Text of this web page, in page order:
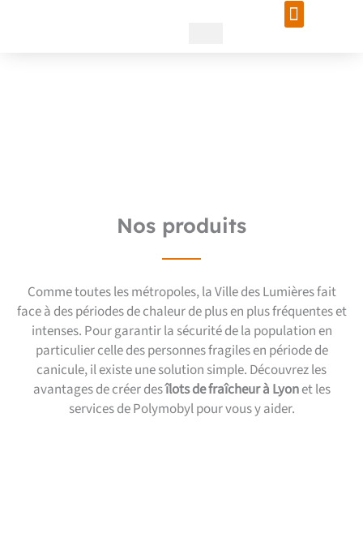
Nos produits
Comme toutes les métropoles, la Ville des Lumières fait
face à des périodes de chaleur de plus en plus fréquentes et
intenses. Pour garantir la sécurité de la population en
particulier celle des personnes fragiles en période de
canicule, il existe une solution simple. Découvrez les
avantages de créer desîlots de fraîcheur à Lyonet les
services de Polymobyl pour vous y aider.